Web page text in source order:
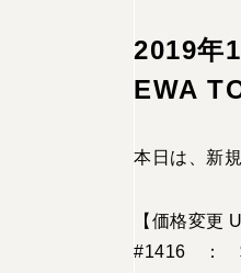
2019年
EWA
本日は、新
【価格変更
#1416 ：